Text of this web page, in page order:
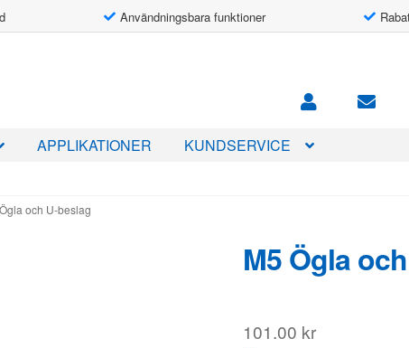
Användningsbara funktioner
APPLIKATIONER
KUNDSERVICE
och U-beslag
M5 Ögla
101.00 kr